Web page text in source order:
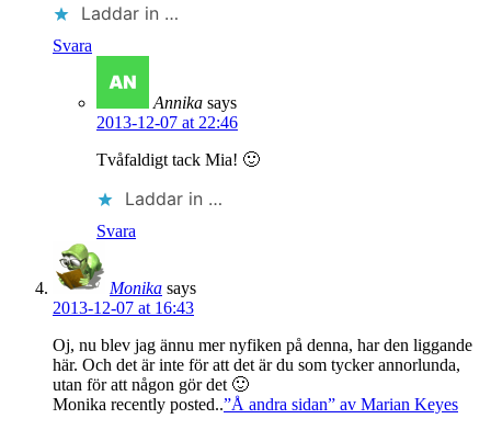
Laddar in …
Svara
Annika says
2013-12-07 at 22:46
Tvåfaldigt tack Mia! 🙂
Laddar in …
Svara
Monika says
2013-12-07 at 16:43
Oj, nu blev jag ännu mer nyfiken på denna, har den liggande
här. Och det är inte för att det är du som tycker annorlunda,
utan för att någon gör det 🙂
Monika recently posted..”Å andra sidan” av Marian Keyes